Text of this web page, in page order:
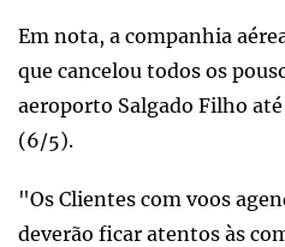
Em nota, a companhia
que cancelou todos os
aeroporto Salgado Filho
(6/5).
"Os Clientes com voos
deverão ficar atentos às